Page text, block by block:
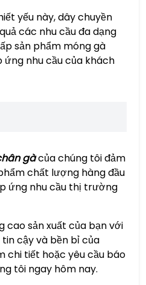
yếu này, dây chuyền
các nhu cầu đa dạng
sản phẩm móng gà
nhu cầu của khách
gàcủa chúng tôi đảm
chất lượng hàng đầu
ứng nhu cầu thị trường
cao sản xuất của bạn với
cậy và bền bỉ của
chi tiết hoặc yêu cầu báo
tôi ngay hôm nay.